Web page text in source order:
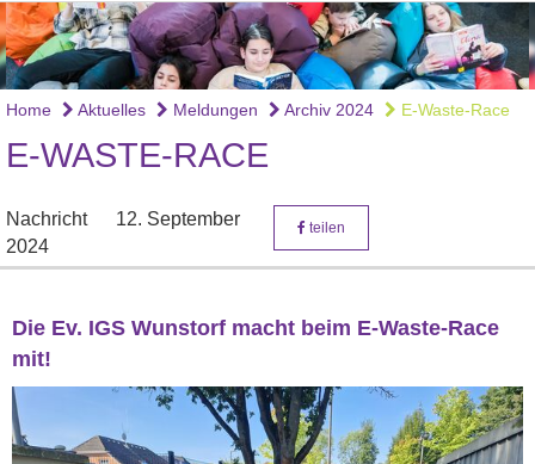
Home Aktuelles Meldungen Archiv 2024 E-Waste-Race
E-WASTE-RACE
Nachricht
12. September
2024
teilen
Die Ev. IGS Wunstorf macht beim E-Waste-Race
mit!